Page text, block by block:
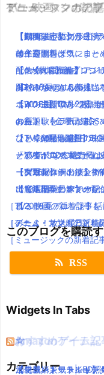
TV・映画
【動画まとめ】月9ド
イイ声！！
【dカード】ポインコ
あやみちゃんも美人に
ポインコ新CM「あ！
お得！
【TVCM配信開始】映
ーXV気になる発売日
【実写化】鋼の錬金術
にも本田翼、ディーン
［TV・映画の新着記事
ゲーム・スマホア
【期間限定】グラビ
前作を無料ダウンロー
【スクエニ新作】アン
田村ゆかりさんが担当
【WOFF】10月27日
の新トレーラーがTGS
ファンの願いでFF15
としてボコボコにされ
【ダウンロードリンク
出で延期？日本での配
よ！
［ゲーム・スマホアプ
アニメ・マンガの
「銀魂」小栗旬が主
は？公開日は？
配信×劇場の新プロジ
AD」「Angel Beats!
【2016夏アニソン】
の主題歌を一気にまと
´)！【火曜日編】
「アイドルマスター」
ーズ最新作！
【魔法使いの嫁】オリ
れるよ(｀・ω・´)！！
［アニメ・マンガの新着
ミュージックの記事
【2016夏アニソン】
の主題歌を一気にまと
´)！【火曜日編】
【2016夏アニソン】
ニメの主題歌を一気に
ω・´)！【金曜日編】
ひとりぼっち惑星の
ノ演奏がCDで聴ける
【8/26Mステ出演】
で100万再生！ついで
【2016夏アニソン】
みたよ！放送曜日と時
［ミュージックの新着記
このブログを購読
RSS
Widgets In Tabs
おすすめゲーム記
【モンハンワールド】
Amazonアイテム
水耕栽培キット|LED
☆
ニンテンドースイッチ
☆
消化器／人気ランキン
☆
カテゴリー